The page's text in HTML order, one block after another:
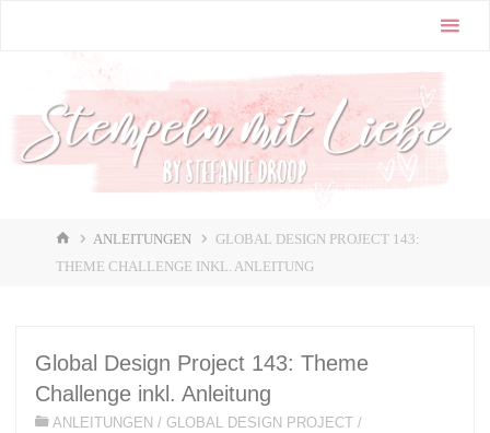
mit Liebe
START
ANLEITUNGEN
GLOBAL DESIGN PROJECT 143:
THEME CHALLENGE INKL. ANLEITUNG
Global Design Project 143: Theme
Challenge inkl. Anleitung
ANLEITUNGEN / GLOBAL DESIGN PROJECT /